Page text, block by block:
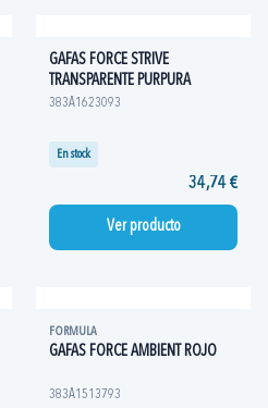
GAFAS FORCE STRIVE
TRANSPARENTE PURPURA
383A1623093
En stock
34,74 €
Ver producto
FORMULA
GAFAS FORCE AMBIENT ROJO
383A1513793